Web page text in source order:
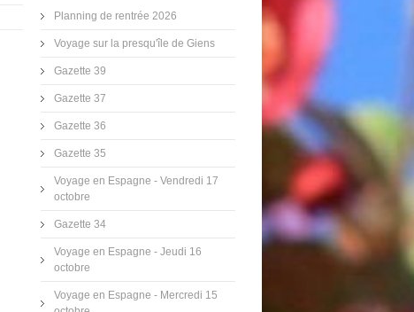
Planning de rentrée 2026
Voyage sur la presqu'île de Giens
Gazette 39
Gazette 37
Gazette 36
Gazette 35
Voyage en Espagne - Vendredi 17
octobre
Gazette 34
Voyage en Espagne - Jeudi 16
octobre
Voyage en Espagne - Mercredi 15